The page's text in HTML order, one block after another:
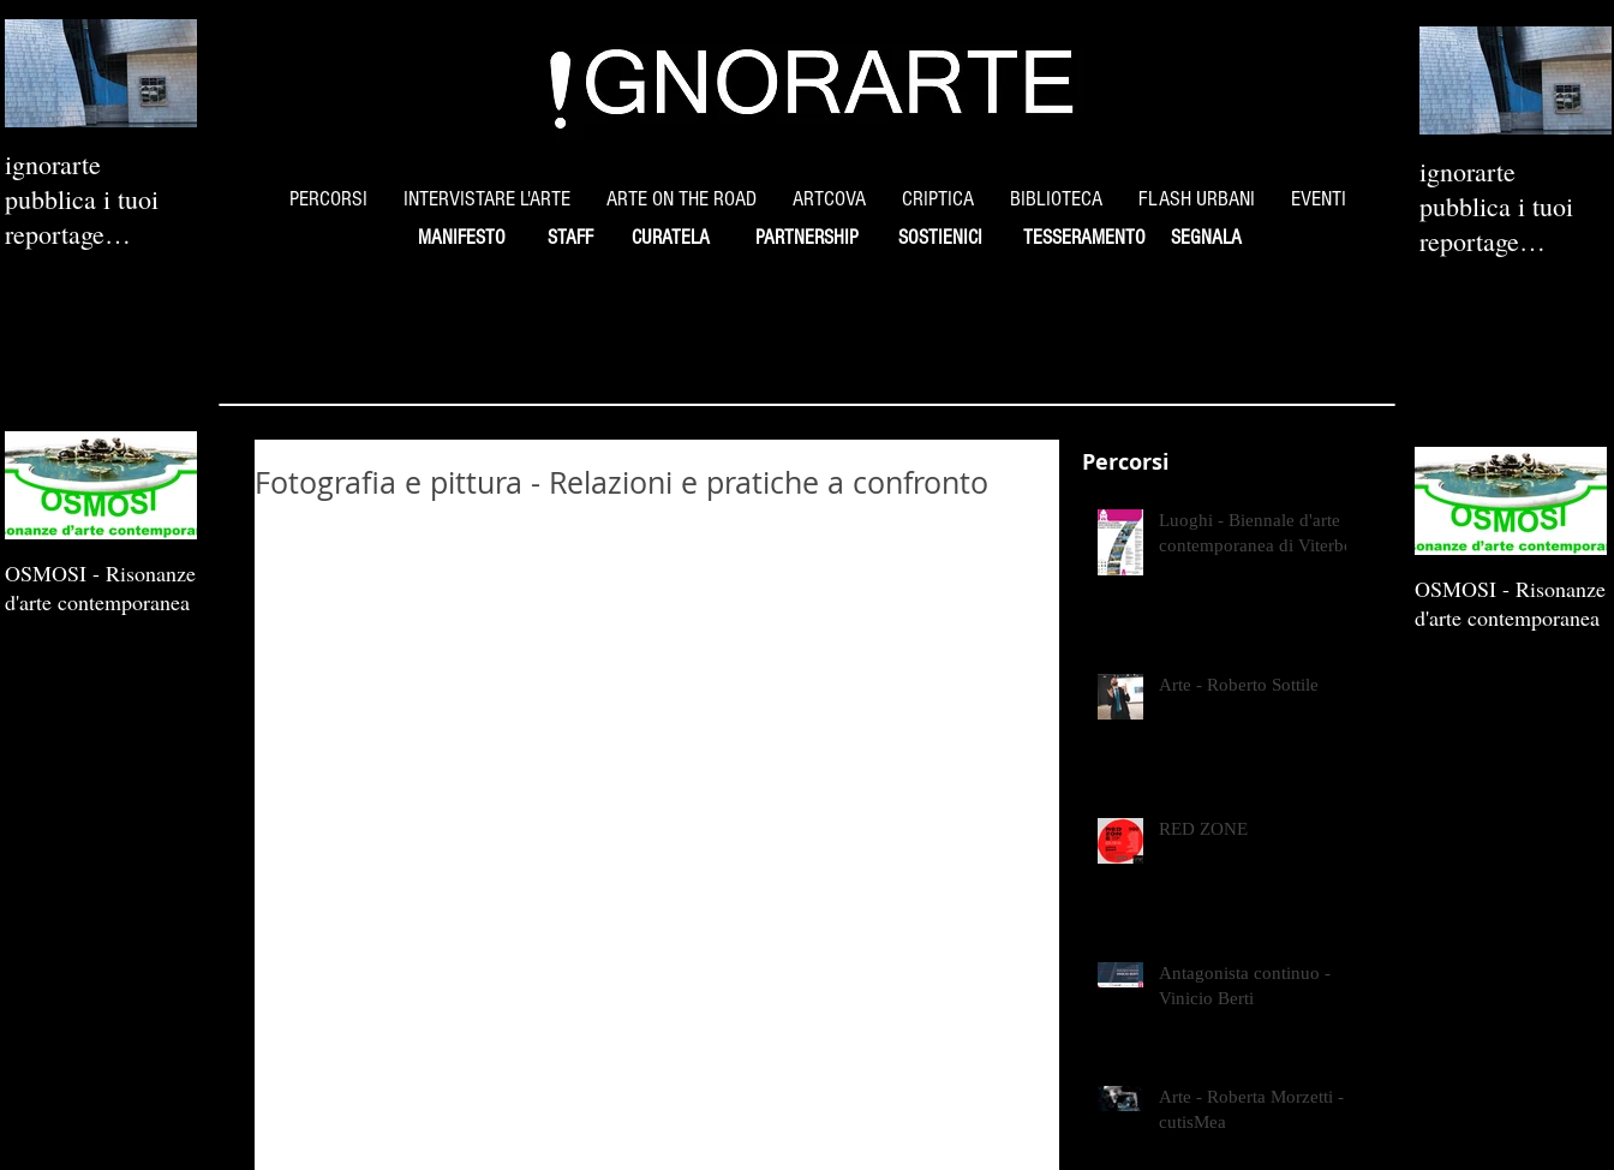
ignorarte
pubblica i tuoi
reportage
PERCORSI INTERVISTARE L'ARTE ARTE ON THE ROAD ARTCOVA CRIPTICA BIBLIOTECA FLASH URBANI EVENTI
MANIFESTO STAFF CURATELA PARTNERSHIP SOSTIENICI SEGNALA
TESSERAMENTO
ignorarte
pubblica i tuoi
reportage
Fotografia e pittura - Relazioni e pratiche a confronto
Percorsi
Luoghi - Biennale d'arte
contemporanea di Viterbo
Arte - Roberto Sottile
RED ZONE
Antagonista continuo -
Vinicio Berti
Arte - Roberta Morzetti -
cutisMea
OSMOSI - Risonanze
d'arte contemporanea
OSMOSI - Risonanze
d'arte contemporanea